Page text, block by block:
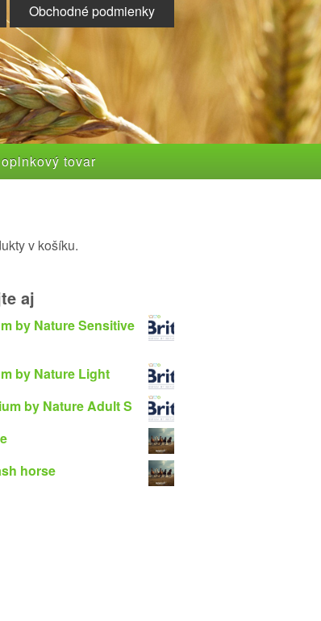
Obchodné podmienky
tovar
v košíku.
aj
by Nature Sensitive
by Nature Light
by Nature Adult S
horse